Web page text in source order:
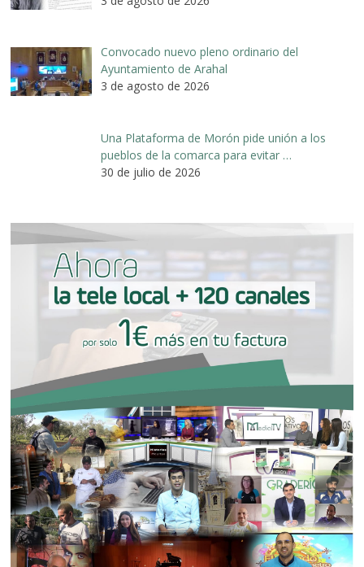
Convocado nuevo pleno ordinario del
Ayuntamiento de Arahal
3 de agosto de 2026
Una Plataforma de Morón pide unión a los
pueblos de la comarca para evitar …
30 de julio de 2026